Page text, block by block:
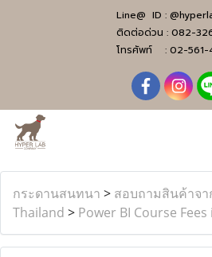
Line@ ID :
ติดต่อด่วน : 082-
โทรศัพท์ : 02-561-
กระดานสนทนา > สอบถามสินค้าจา
Thailand > Power BI Course